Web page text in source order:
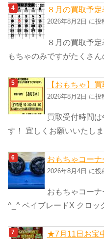
８月の買取予定
2026年8月2日 に投
８月の買取予
もちゃのみですがたくさ
【おもちゃ】
2026年8月2日 に投
買取受付時間
す！ 宜しくお願いいたし
おもちゃコー
2026年8月4日 に投
おもちゃコー
^_^ ベイブレードX クロッ
★7月11日お宝